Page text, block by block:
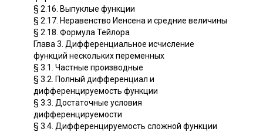
§ 2.16. Выпуклые функции
§ 2.17. Неравенство Иенсена и средние величины
§ 2.18. Формула Тейлора
Глава 3. Дифференциальное исчисление
функций нескольких переменных
§ 3.1. Частные производные
§ 3.2. Полный дифференциал и
дифференцируемость функции
§ 3.3. Достаточные условия
дифференцируемости
§ 3.4. Дифференцируемость сложной функции